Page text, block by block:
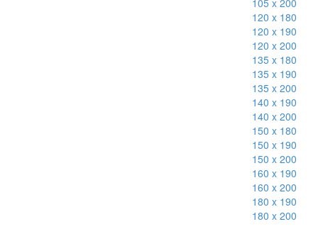
105 x 200
120 x 180
120 x 190
120 x 200
135 x 180
135 x 190
135 x 200
140 x 190
140 x 200
150 x 180
150 x 190
150 x 200
160 x 190
160 x 200
180 x 190
180 x 200